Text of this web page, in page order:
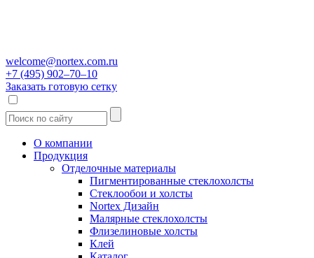
welcome@nortex.com.ru
+7 (495) 902–70–10
Заказать готовую сетку
О компании
Продукция
Отделочные материалы
Пигментированные стеклохолсты
Стеклообои и холсты
Nortex Дизайн
Малярные стеклохолсты
Флизелиновые холсты
Клей